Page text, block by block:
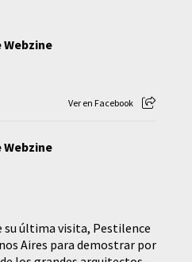
Ver en Facebook
su última visita, Pestilence
Aires para demostrar por